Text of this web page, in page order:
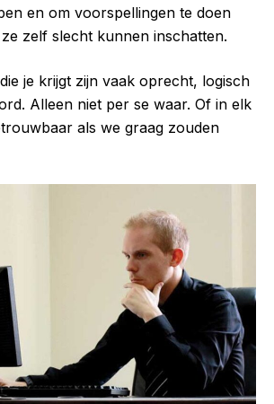
en om voorspellingen te doen
zelf slecht kunnen inschatten.
je krijgt zijn vaak oprecht, logisch
Alleen niet per se waar. Of in elk
als we graag zouden